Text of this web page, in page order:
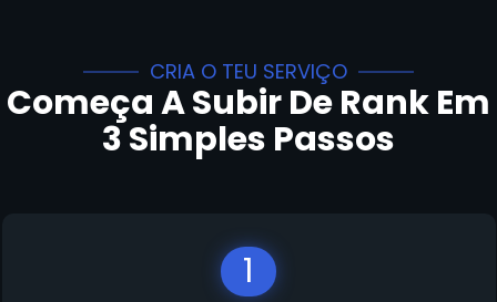
CRIA O TEU SERVIÇO
Começa A Subir De Rank Em
3 Simples Passos
1